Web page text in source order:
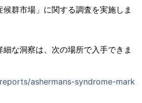
群市場」に関する調査を実施しま
な洞察は、次の場所で入手できま
ashermans-syndrome-mark